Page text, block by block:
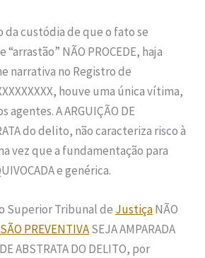
da custódia de que o fato se
NÃO PROCEDE, haja
narrativa no Registro de
houve uma única vítima,
agentes. A ARGUIÇÃO DE
do delito, não caracteriza risco à
vez que a fundamentação para
e genérica.
Superior Tribunal de JustiçaNÃO
PREVENTIVASEJA AMPARADA
ABSTRATA DO DELITO, por